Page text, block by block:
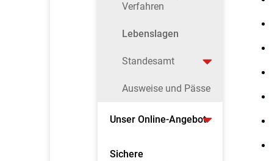
Verfahren
Lebenslagen
Standesamt
Ausweise und Pässe
Unser Online-Angebot
Sichere